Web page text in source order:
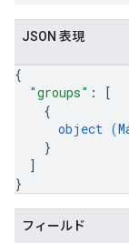
JSON 表現
{
"groups" :
[
{
object (
}
]
}
フィールド